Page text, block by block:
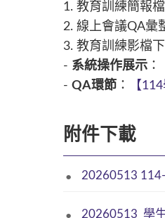
1. 教育訓練簡報
2. 線上會議QA彙
3. 教育訓練影檔
- 系統操作展示 ：
- QA環節 ： 【
附件下載
20260513
20260513_學